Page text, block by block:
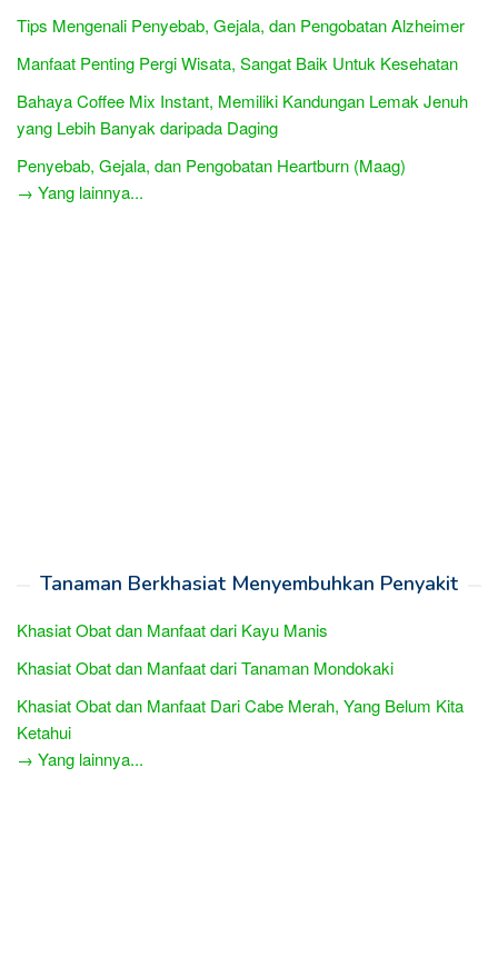
Tips Mengenali Penyebab, Gejala, dan Pengobatan Alzheimer
Manfaat Penting Pergi Wisata, Sangat Baik Untuk Kesehatan
Bahaya Coffee Mix Instant, Memiliki Kandungan Lemak Jenuh
yang Lebih Banyak daripada Daging
Penyebab, Gejala, dan Pengobatan Heartburn (Maag)
→ Yang lainnya...
Tanaman Berkhasiat Menyembuhkan Penyakit
Khasiat Obat dan Manfaat dari Kayu Manis
Khasiat Obat dan Manfaat dari Tanaman Mondokaki
Khasiat Obat dan Manfaat Dari Cabe Merah, Yang Belum Kita
Ketahui
→ Yang lainnya...